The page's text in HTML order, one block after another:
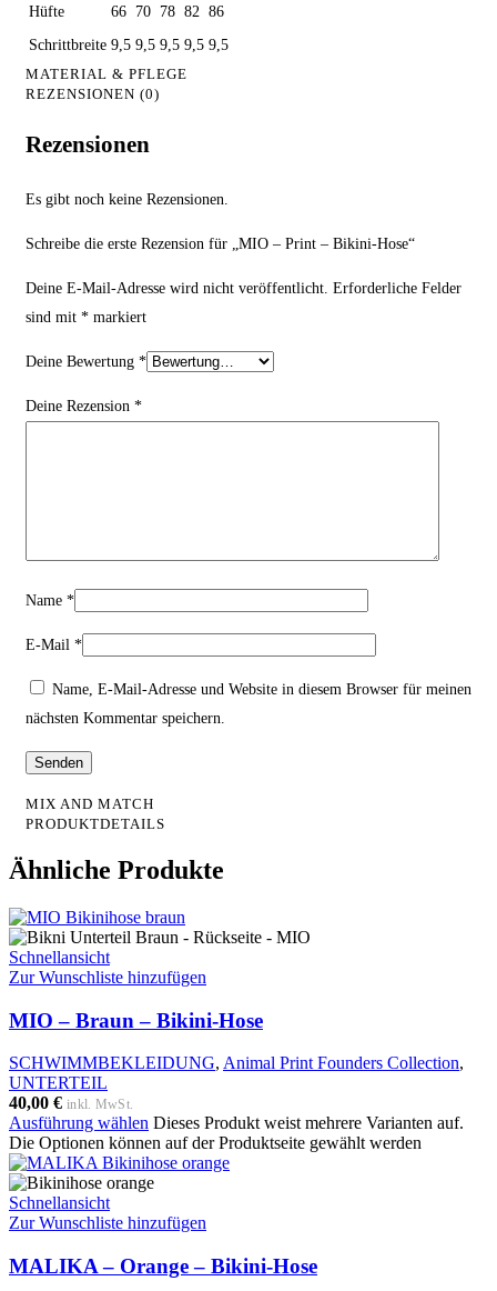
Hüfte
66 70 78 82 86
Schrittbreite 9,5 9,5 9,5 9,5 9,5
MATERIAL & PFLEGE
REZENSIONEN (0)
Rezensionen
Es gibt noch keine Rezensionen.
Schreibe die erste Rezension für „MIO – Print – Bikini-Hose“
Deine E-Mail-Adresse wird nicht veröffentlicht. Erforderliche Felder
sind mit * markiert
Deine Bewertung *
Deine Rezension *
Name *
E-Mail *
Name, E-Mail-Adresse und Website in diesem Browser für meinen
nächsten Kommentar speichern.
MIX AND MATCH
PRODUKTDETAILS
Ähnliche Produkte
Schnellansicht
Zur Wunschliste hinzufügen
MIO – Braun – Bikini-Hose
SCHWIMMBEKLEIDUNG, Animal Print Founders Collection,
UNTERTEIL
40,00 € inkl. MwSt.
Ausführung wählen Dieses Produkt weist mehrere Varianten auf.
Die Optionen können auf der Produktseite gewählt werden
Schnellansicht
Zur Wunschliste hinzufügen
MALIKA – Orange – Bikini-Hose